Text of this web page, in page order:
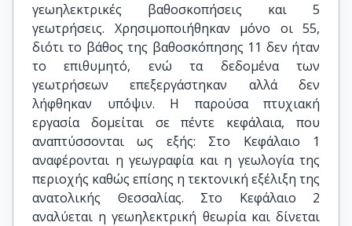
γεωηλεκτρικές βαθοσκοπήσεις και 5
γεωτρήσεις. Χρησιμοποιήθηκαν μόνο οι 55,
διότι το βάθος της βαθοσκόπησης 11 δεν ήταν
το επιθυμητό, ενώ τα δεδομένα των
γεωτρήσεων επεξεργάστηκαν αλλά δεν
λήφθηκαν υπ΄όψιν. Η παρούσα πτυχιακή
εργασία δομείται σε πέντε κεφάλαια, που
αναπτύσσονται ως εξής: Στο Κεφάλαιο 1
αναφέρονται η γεωγραφία και η γεωλογία της
περιοχής καθώς επίσης η τεκτονική εξέλιξη της
ανατολικής Θεσσαλίας. Στο Κεφάλαιο 2
αναλύεται η γεωηλεκτρική θεωρία και δίνεται